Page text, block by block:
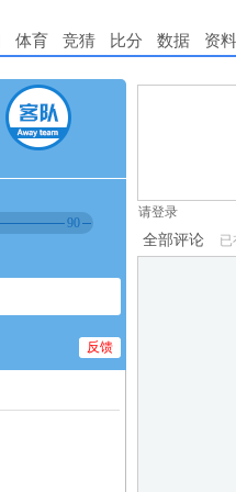
体育 竞猜 比分 数据 资料
90
反馈
1.电脑端新
请登录
全部评论 已